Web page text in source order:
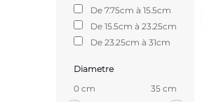
De 7.75cm à 15.5cm
De 15.5cm à 23.25cm
De 23.25cm à 31cm
Diametre
0 cm
35 cm